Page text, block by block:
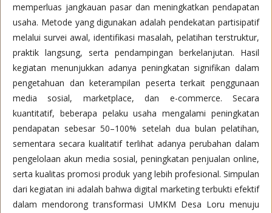
memperluas jangkauan pasar dan meningkatkan pendapatan
usaha. Metode yang digunakan adalah pendekatan partisipatif
melalui survei awal, identifikasi masalah, pelatihan terstruktur,
praktik langsung, serta pendampingan berkelanjutan. Hasil
kegiatan menunjukkan adanya peningkatan signifikan dalam
pengetahuan dan keterampilan peserta terkait penggunaan
media sosial, marketplace, dan e-commerce. Secara
kuantitatif, beberapa pelaku usaha mengalami peningkatan
pendapatan sebesar 50–100% setelah dua bulan pelatihan,
sementara secara kualitatif terlihat adanya perubahan dalam
pengelolaan akun media sosial, peningkatan penjualan online,
serta kualitas promosi produk yang lebih profesional. Simpulan
dari kegiatan ini adalah bahwa digital marketing terbukti efektif
dalam mendorong transformasi UMKM Desa Loru menuju